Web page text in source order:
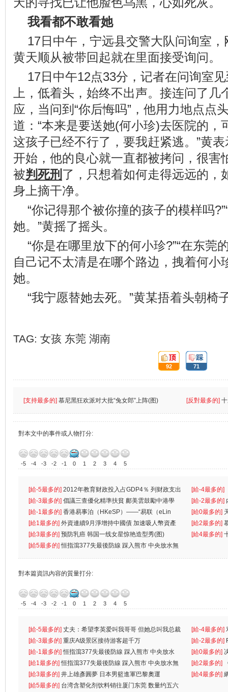
我看都不敢看她
17日中午，宁远县交警大队问询室
黄天顺从被带回起就在里面接受询问。
17日中午12点33分，记者在问询室
上，低着头，始终不出声。接连问了
应，当问到“你后悔吗”，他用力地点点
道：“本来是要送她(何小珍)去医院的，
这孩子已经不行了，要我赶紧逃。”黄
开始，他的良心就一直都被拷问，很害
被判死刑 了，只想着如何走得远远的，
身上摘干净。
“你记得那个被你撞的孩子的模样吗
她。”黄摇了摇头。
“你是在哪里放下的何小珍?”“在东莞
自己记不太清是在哪个路边，拽着何小
她。
“我宁愿替她去死。”黄某捂着头朝椅
TAG: 女孩 东莞 湖南
頂:
92
踩:
71
[支持最多的] 慕尼黑狂欢派对大批“兔女郎”上阵(图) [反對最多的]
對本文中的事件或人物打分:
-5 -4 -3 -2 -1 0 1 2 3 4 5
[給-5最多的] 2012年教育财政投入占GDP4％ 列财政支出
首位
[給-4最多的]
一
[給-3最多的] 倡議三查優化精準扶貧 鄺美雲鼓勵中港學
生
[給-2最多的]
人
[給-1最多的] 香港易事泊（HKeSP）——“易联（eLin
k）”项目
[給0最多的]
[給1最多的] 外資連續9月淨增持中國債 加速吸人幣資產 [給2最多的]
[給3最多的] 预防乳癌 韩国一线女星惊艳造型秀(图) [給4最多的]
[給5最多的]恒指瀉377失最後防線 踩入熊市 中央放水無
對本篇資訊內容的質量打分:
-5 -4 -3 -2 -1 0 1 2 3 4 5
[給-5最多的] 丈夫：希望李英爱叫我哥哥 但她总叫我总裁
先
[給-4最多的]
离
[給-3最多的] 重庆A级景区接待游客超千万 [給-2最多的]
[給-1最多的]恒指瀉377失最後防線 踩入熊市 中央放水
無
[給0最多的]
[給1最多的]恒指瀉377失最後防線 踩入熊市 中央放水無 [給2最多的]
[給3最多的] 井上雄彥圓夢 日本男籃進軍巴黎奧運 [給4最多的]
[給5最多的] 台湾含塑化剂饮料销往厦门东莞 数量约五六